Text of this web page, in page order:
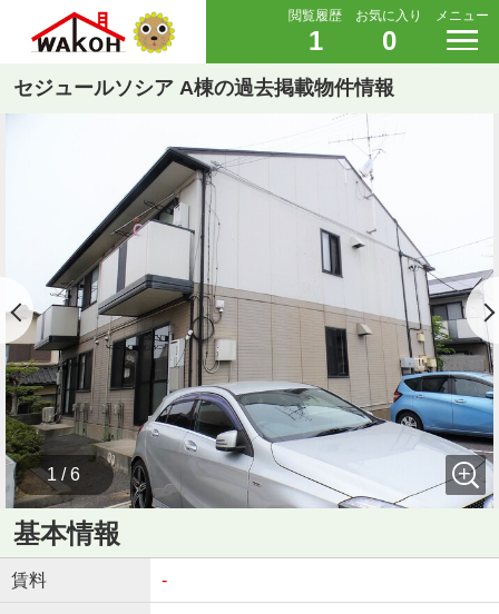
閲覧履歴
1
お気に入り
0
メニュー
セジュールソシア A棟の過去掲載物件情報
1 / 6
基本情報
賃料 -